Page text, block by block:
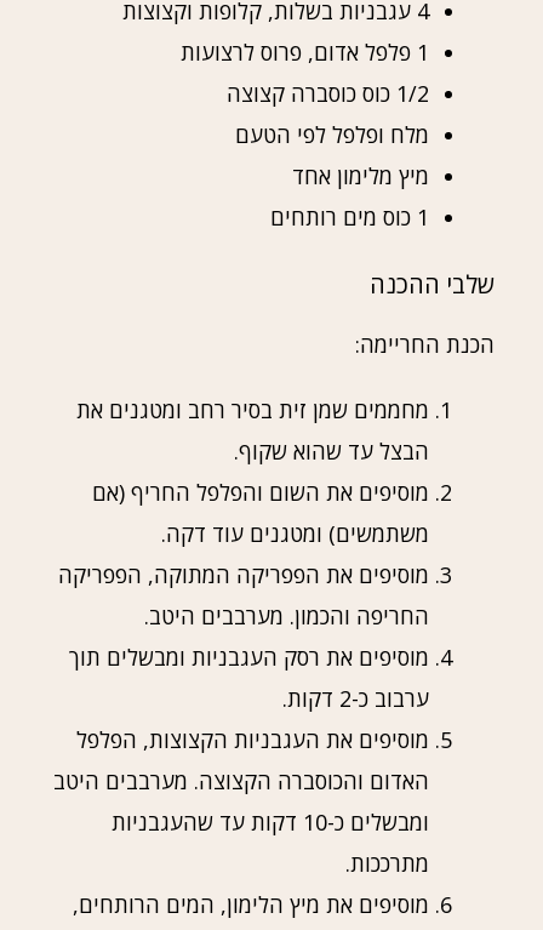
4 עגבניות בשלות, קלופות וקצוצות
1 פלפל אדום, פרוס לרצועות
1/2 כוס כוסברה קצוצה
מלח ופלפל לפי הטעם
מיץ מלימון אחד
1 כוס מים רותחים
שלבי ההכנה
הכנת החריימה:
מחממים שמן זית בסיר רחב ומטגנים את
הבצל עד שהוא שקוף.
מוסיפים את השום והפלפל החריף (אם
משתמשים) ומטגנים עוד דקה.
מוסיפים את הפפריקה המתוקה, הפפריקה
החריפה והכמון. מערבבים היטב.
מוסיפים את רסק העגבניות ומבשלים תוך
ערבוב כ-2 דקות.
מוסיפים את העגבניות הקצוצות, הפלפל
האדום והכוסברה הקצוצה. מערבבים היטב
ומבשלים כ-10 דקות עד שהעגבניות
מתרככות.
מוסיפים את מיץ הלימון, המים הרותחים,